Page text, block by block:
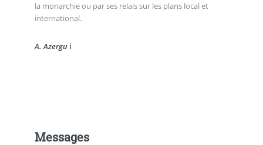
la monarchie ou par ses relais sur les plans local et
international.
A. Azergui
Messages